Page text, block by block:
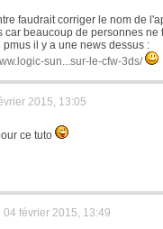
faudrait corriger le nom de
car beaucoup de personnes ne
pmus il y a une news dessus :
sun...sur-le-cfw-3ds/
2015, 13:05
ce tuto
04 février 2015, 13:49